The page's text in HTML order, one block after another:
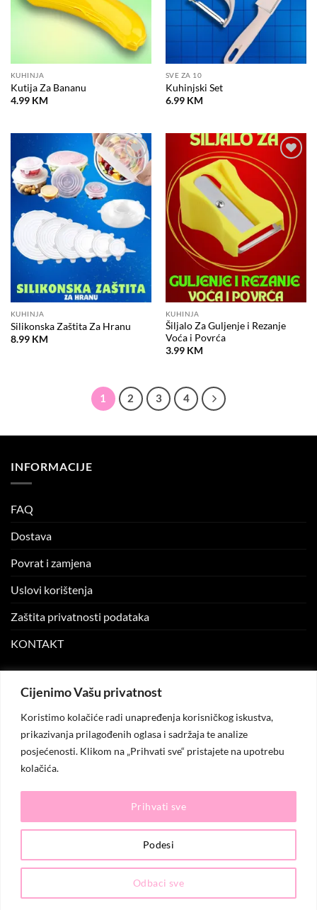
Cijenimo Vašu privatnost
Koristimo kolačiće radi unapređenja korisničkog iskustva,
prikazivanja prilagođenih oglasa i sadržaja te analize
posjećenosti. Klikom na „Prihvati sve“ pristajete na upotrebu
kolačića.
Podesi
Odbaci sve
Prihvati sve
KUHINJA
Kutija Za Bananu
4.99 KM
SVE ZA 10
Kuhinjski Set
6.99 KM
Dodaj
na
listu
želja
KUHINJA
Silikonska Zaštita Za Hranu
8.99 KM
na
listu
želja
KUHINJA
Šiljalo Za Guljenje i Rezanje
Voća i Povrća
3.99 KM
1 2 3 4
INFORMACIJE
FAQ
Dostava
Povrat i zamjena
Uslovi korištenja
Zaštita privatnosti podataka
KONTAKT
Moj nalog
Moje narudžbe
© 2026KO.MODA. Sva prava zadržana.